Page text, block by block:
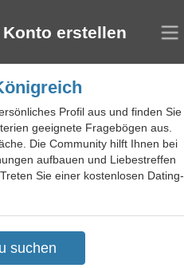
Konto erstellen
Profil aus und finden Sie
geeignete Fragebögen aus.
Die Community hilft Ihnen bei
aufbauen und Liebestreffen
Sie einer kostenlosen Dating-